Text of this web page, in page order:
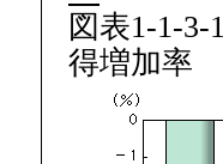
図表1-1-
得増加率